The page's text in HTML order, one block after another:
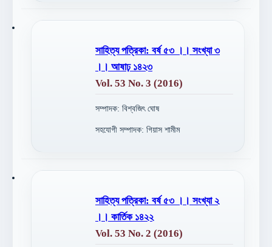
সাহিত্য পত্রিকা: বর্ষ ৫৩ ।। সংখ্যা ৩
।। আষাঢ় ১৪২৩
Vol. 53 No. 3 (2016)
সম্পাদক: বিশ্বজিৎ ঘোষ
সহযোগী সম্পাদক: গিয়াস শামীম
সাহিত্য পত্রিকা: বর্ষ ৫৩ ।। সংখ্যা ২
।। কার্তিক ১৪২২
Vol. 53 No. 2 (2016)